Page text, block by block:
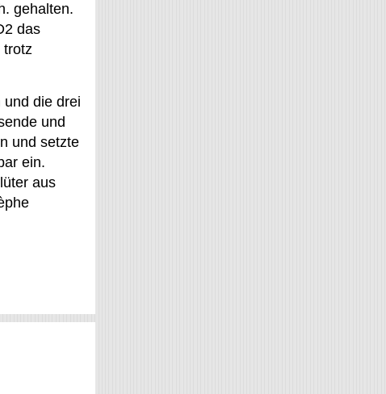
gehalten.
das
trotz
die drei
und
und setzte
ein.
aus